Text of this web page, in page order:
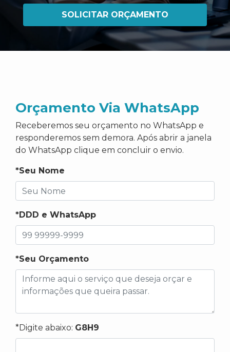
SOLICITAR ORÇAMENTO
Orçamento Via WhatsApp
Receberemos seu orçamento no WhatsApp e
responderemos sem demora. Após abrir a janela
do WhatsApp clique em concluir o envio.
*Seu Nome
*DDD e WhatsApp
*Seu Orçamento
*Digite abaixo: G8H9